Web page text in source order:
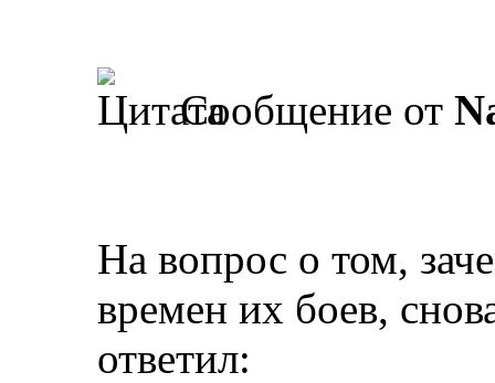
Сообщение от
На вопрос о том,
времен их боев,
ответил: